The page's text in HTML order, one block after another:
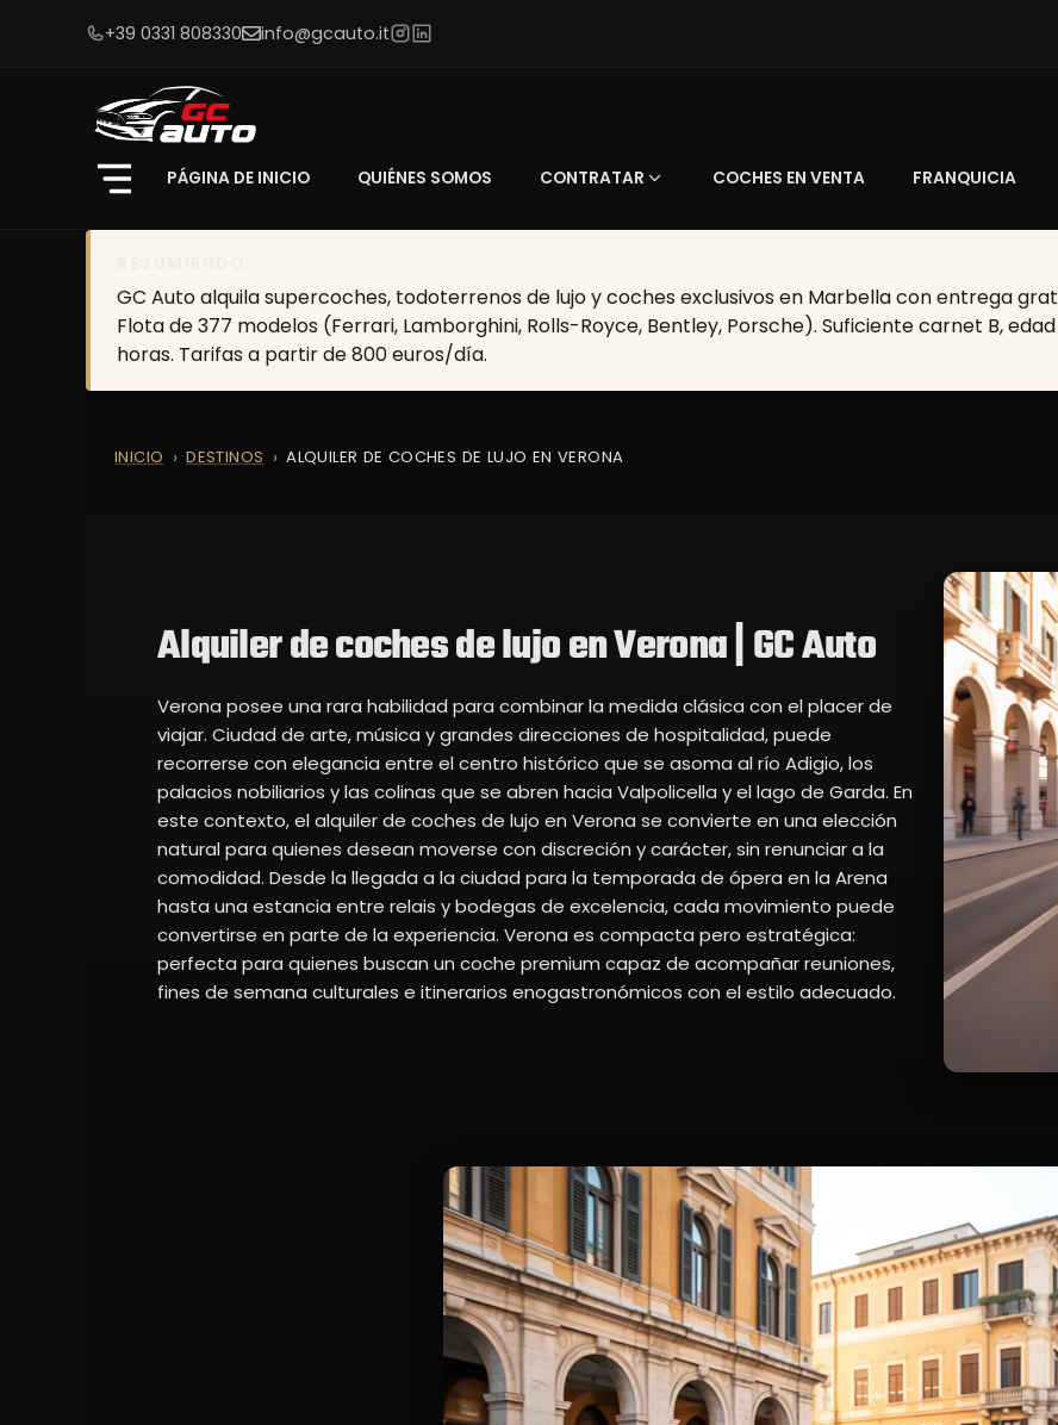
+39 0331 808330 info@gcauto.it
PÁGINA DE INICIO QUIÉNES SOMOS CONTRATAR COCHES EN VENTA FRANQUICIA
GC Auto alquila supercoches, todoterrenos de lujo y coches exclusivos en Marbella con entrega
Flota de 377 modelos (Ferrari, Lamborghini, Rolls-Royce, Bentley, Porsche). Suficiente carnet B,
horas. Tarifas a partir de 800 euros/día.
INICIO DESTINOS ALQUILER DE COCHES DE LUJO EN VERONA
Alquiler de coches de lujo en Verona | GC Auto
Verona posee una rara habilidad para combinar la medida clásica con el placer de
viajar. Ciudad de arte, música y grandes direcciones de hospitalidad, puede
recorrerse con elegancia entre el centro histórico que se asoma al río Adigio, los
palacios nobiliarios y las colinas que se abren hacia Valpolicella y el lago de Garda. En
este contexto, el alquiler de coches de lujo en Verona se convierte en una elección
natural para quienes desean moverse con discreción y carácter, sin renunciar a la
comodidad. Desde la llegada a la ciudad para la temporada de ópera en la Arena
hasta una estancia entre relais y bodegas de excelencia, cada movimiento puede
convertirse en parte de la experiencia. Verona es compacta pero estratégica:
perfecta para quienes buscan un coche premium capaz de acompañar reuniones,
fines de semana culturales e itinerarios enogastronómicos con el estilo adecuado.